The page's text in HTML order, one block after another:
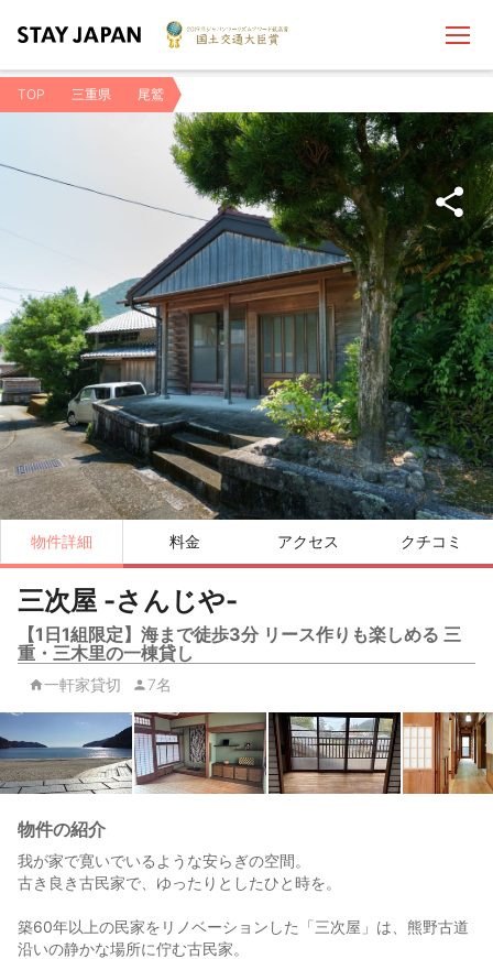
TOP 三重県 尾鷲
物件詳細 料金 アクセス クチコミ
三次屋 -さんじや-
【1日1組限定】海まで徒歩3分 リース作りも楽しめる 三
重・三木里の一棟貸し
一軒家貸切 7名
物件の紹介
我が家で寛いでいるような安らぎの空間。
古き良き古民家で、ゆったりとしたひと時を。
築60年以上の民家をリノベーションした「三次屋」は、熊野古道
沿いの静かな場所に佇む古民家。